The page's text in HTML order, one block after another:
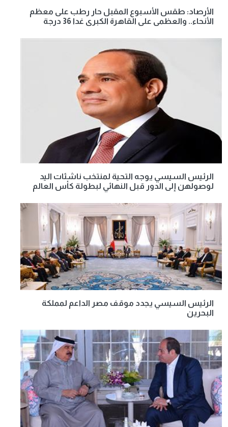
الأرصاد: طقس الأسبوع المقبل حار رطب على معظم
الأنحاء.. والعظمى على القاهرة الكبرى غدا 36 درجة
الرئيس السيسي يوجه التحية لمنتخب ناشئات اليد
لوصولهن إلى الدور قبل النهائي لبطولة كأس العالم
الرئيس السيسي يجدد موقف مصر الداعم لمملكة
البحرين